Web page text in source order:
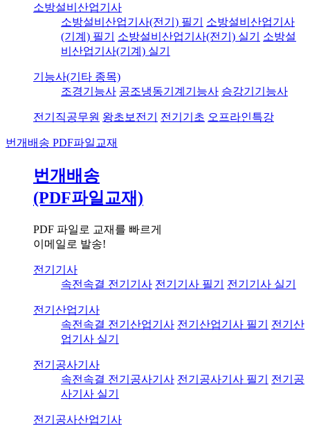
소방설비산업기사
소방설비산업기사(전기) 필기
소방설비산업기사
(기계) 필기
소방설비산업기사(전기) 실기
소방설
비산업기사(기계) 실기
기능사(기타 종목)
조경기능사 공조냉동기계기능사 승강기기능사
전기직공무원 왕초보전기 전기기초 오프라인특강
번개배송 PDF파일교재
번개배송
(PDF파일교재)
PDF 파일로 교재를 빠르게
이메일로 발송!
전기기사
속전속결 전기기사 전기기사 필기 전기기사 실기
전기산업기사
속전속결 전기산업기사 전기산업기사 필기
전기산
업기사 실기
전기공사기사
속전속결 전기공사기사 전기공사기사 필기
전기공
사기사 실기
전기공사산업기사